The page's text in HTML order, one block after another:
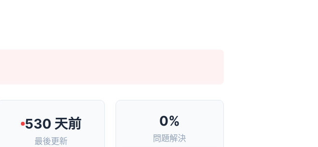
530 天前
最後更新
0%
問題解決